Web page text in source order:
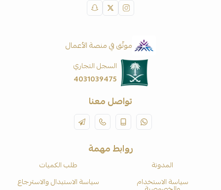
موثّق في منصة الأعمال
السجل التجاري
4031039475
تواصل معنا
روابط مهمة
المدونة
طلب الكميات
سياسة الاستخدام
سياسة الاستبدال والاسترجاع